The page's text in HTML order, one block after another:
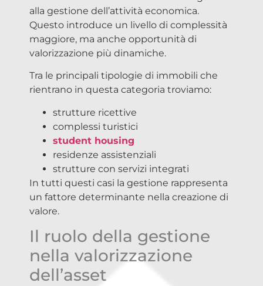
alla gestione dell’attività economica.
Questo introduce un livello di complessità
maggiore, ma anche opportunità di
valorizzazione più dinamiche.
Tra le principali tipologie di immobili che
rientrano in questa categoria troviamo:
strutture ricettive
complessi turistici
student housing
residenze assistenziali
strutture con servizi integrati
In tutti questi casi la gestione rappresenta
un fattore determinante nella creazione di
valore.
Il ruolo della gestione
nella valorizzazione
dell’asset